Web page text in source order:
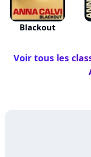
Blackout
Voir tous les